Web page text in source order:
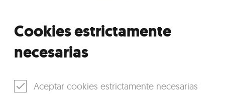
Cookies estrictamente
necesarias
Aceptar cookies estrictamente necesarias